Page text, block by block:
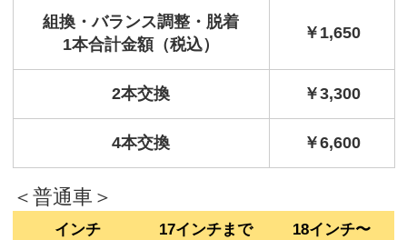
組換・バランス調整・脱着
1本合計金額（税込）
￥1,650
2本交換 ￥3,300
4本交換 ￥6,600
＜普通車＞
インチ 17インチまで 18インチ〜